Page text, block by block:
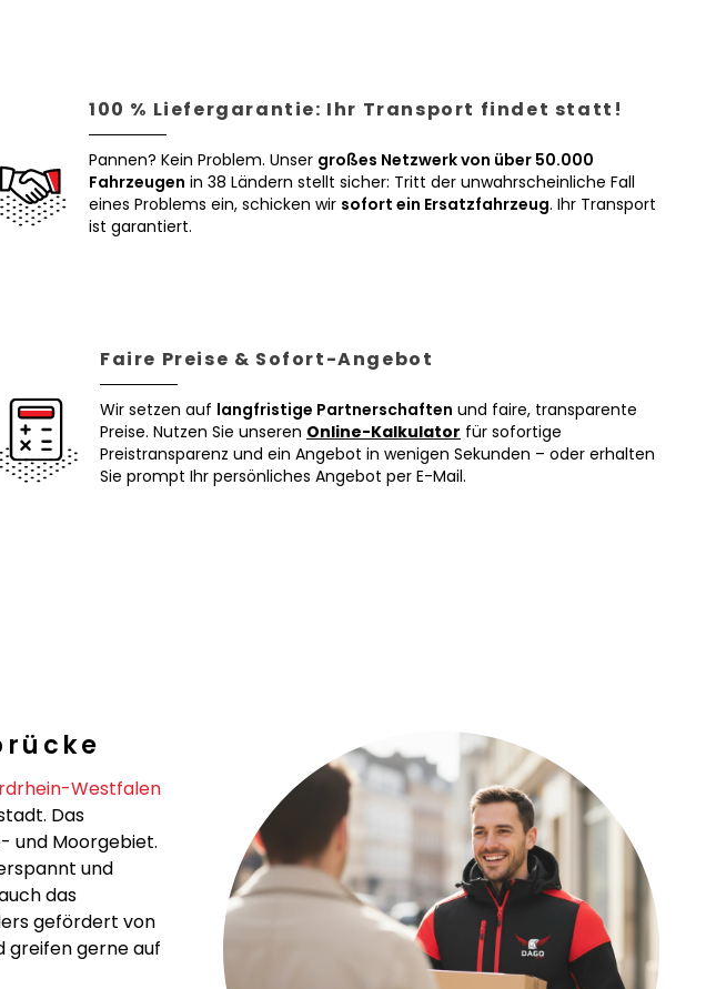
100 % Liefergarantie: Ihr Transport findet statt!
Pannen? Kein Problem. Unser großes Netzwerk von über 50.000
Fahrzeugen in 38 Ländern stellt sicher: Tritt der unwahrscheinliche Fall
eines Problems ein, schicken wir sofort ein Ersatzfahrzeug. Ihr Transport
ist garantiert.
Faire Preise & Sofort-Angebot
Wir setzen auf langfristige Partnerschaften und faire, transparente
Preise. Nutzen Sie unseren Online-Kalkulator für sofortige
Preistransparenz und ein Angebot in wenigen Sekunden – oder erhalten
Sie prompt Ihr persönliches Angebot per E-Mail.
Westfalen
Das
und Moorgebiet.
und
das
gefördert von
greifen gerne auf